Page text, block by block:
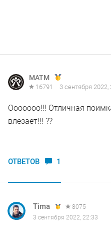
MATM
16791 3 сентября 2022,
Ооооооо!!! Отличная
влезает!!! ??
ОТВЕТОВ 1
Tima
8075
3 сентября 2022, 22:33